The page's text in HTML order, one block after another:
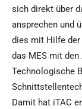
sich direkt über
ansprechen und
dies mit Hilfe der
das MES mit
Technologische
Damit hat iTAC